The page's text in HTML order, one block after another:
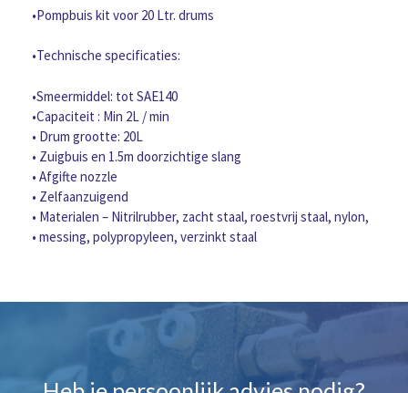
Pompbuis
Universeel
•Pompbuis kit voor 20 Ltr. drums
•Technische specificaties:
•Smeermiddel: tot SAE140
•Capaciteit : Min 2L / min
• Drum grootte: 20L
• Zuigbuis en 1.5m doorzichtige slang
• Afgifte nozzle
• Zelfaanzuigend
• Materialen – Nitrilrubber, zacht staal, roestvrij staal, nylon,
• messing, polypropyleen, verzinkt staal